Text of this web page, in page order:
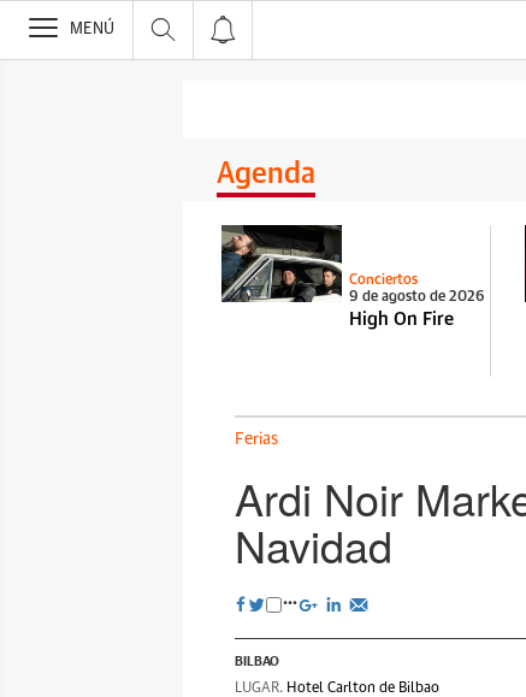
>
MENÚ
Agenda
Conciertos
9 de agosto de 2026
High On Fire
Ferias
Ardi Noir
Navidad
BILBAO
LUGAR. Hotel Carlton de Bilbao